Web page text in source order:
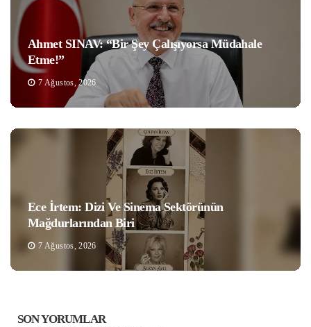
Ahmet SINAV: “Bir Şey Çalışıyorsa Müdahale
Etme!”
7 Ağustos, 2026
Ece İrtem: Dizi Ve Sinema Sektörünün
Mağdurlarından Biri
7 Ağustos, 2026
SON YORUMLAR